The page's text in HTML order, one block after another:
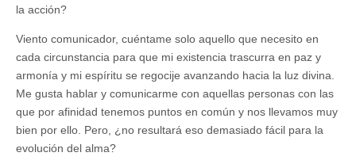
la acción?
Viento comunicador, cuéntame solo aquello que necesito en
cada circunstancia para que mi existencia trascurra en paz y
armonía y mi espíritu se regocije avanzando hacia la luz divina.
Me gusta hablar y comunicarme con aquellas personas con las
que por afinidad tenemos puntos en común y nos llevamos muy
bien por ello. Pero, ¿no resultará eso demasiado fácil para la
evolución del alma?